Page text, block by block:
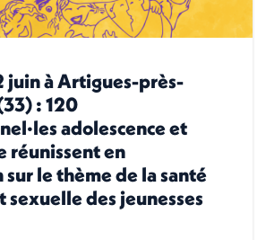
juin à Artigues-près-
: 120
adolescence et
réunissent en
le thème de la santé
des jeunesses